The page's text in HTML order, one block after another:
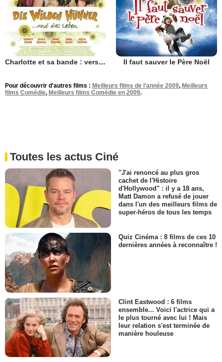
Charlotte et sa bande : vers l'âge adulte Il faut sauver le Père Noël
Pour découvrir d'autres films : Meilleurs films de l'année 2009, Meilleurs
films Comédie, Meilleurs films Comédie en 2009.
Toutes les actus Ciné
"J'ai renoncé au plus gros
cachet de l'Histoire
d'Hollywood" : il y a 18 ans,
Matt Damon a refusé de jouer
dans l'un des meilleurs films de
super-héros de tous les temps
Quiz Cinéma : 8 films de ces 10
dernières années à reconnaître !
Clint Eastwood : 6 films
ensemble... Voici l'actrice qui a
le plus tourné avec lui ! Mais
leur relation s'est terminée de
manière houleuse